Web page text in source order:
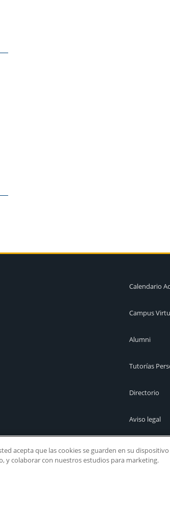
Calendario
Campus
Alumni
Tutorías
Directorio
Aviso legal
acepta que las cookies se guarden en su
y colaborar con nuestros estudios para marketing.